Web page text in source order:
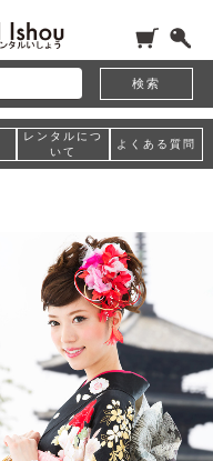
検索
レンタルにつ
いて
よくある質問